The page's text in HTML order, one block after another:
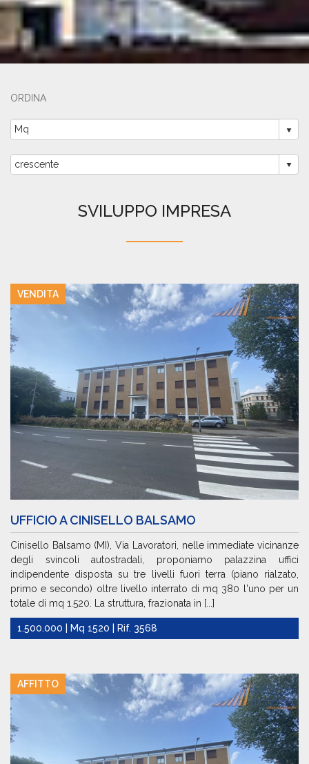
ORDINA
SVILUPPO IMPRESA
VENDITA
UFFICIO A CINISELLO BALSAMO
Cinisello Balsamo (MI), Via Lavoratori, nelle immediate vicinanze
degli svincoli autostradali, proponiamo palazzina uffici
indipendente disposta su tre livelli fuori terra (piano rialzato,
primo e secondo) oltre livello interrato di mq 380 l'uno per un
totale di mq 1.520. La struttura, frazionata in [...]
1.500.000 | Mq 1520 | Rif. 3568
AFFITTO